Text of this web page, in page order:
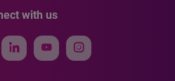
with us